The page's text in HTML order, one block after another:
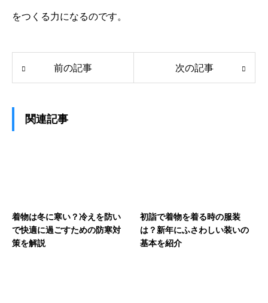
をつくる力になるのです。
前の記事 次の記事
関連記事
着物は冬に寒い？冷えを防い
で快適に過ごすための防寒対
策を解説
初詣で着物を着る時の服装
は？新年にふさわしい装いの
基本を紹介